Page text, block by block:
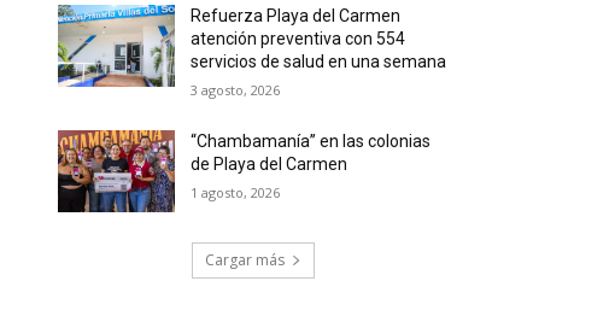
Refuerza Playa del Carmen
atención preventiva con 554
servicios de salud en una semana
3 agosto, 2026
“Chambamanía” en las colonias
de Playa del Carmen
1 agosto, 2026
Cargar más